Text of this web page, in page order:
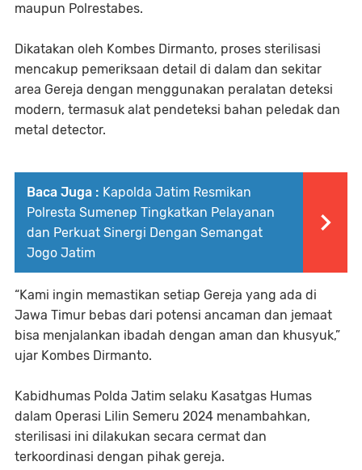
maupun Polrestabes.
Dikatakan oleh Kombes Dirmanto, proses sterilisasi
mencakup pemeriksaan detail di dalam dan sekitar
area Gereja dengan menggunakan peralatan deteksi
modern, termasuk alat pendeteksi bahan peledak dan
metal detector.
Baca Juga : Kapolda Jatim Resmikan
Polresta Sumenep Tingkatkan Pelayanan
dan Perkuat Sinergi Dengan Semangat
Jogo Jatim
“Kami ingin memastikan setiap Gereja yang ada di
Jawa Timur bebas dari potensi ancaman dan jemaat
bisa menjalankan ibadah dengan aman dan khusyuk,”
ujar Kombes Dirmanto.
Kabidhumas Polda Jatim selaku Kasatgas Humas
dalam Operasi Lilin Semeru 2024 menambahkan,
sterilisasi ini dilakukan secara cermat dan
terkoordinasi dengan pihak gereja.